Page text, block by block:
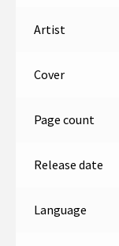
Artist
Cover
Page count
Release date
Language